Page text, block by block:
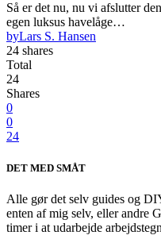
Så er det nu, nu vi afslutter
egen luksus havelåge…
byLars S. Hansen
24 shares
Total
24
Shares
0
0
24
DET MED SMÅT
Alle gør det selv guides og
enten af mig selv, eller andre
timer i at udarbejde